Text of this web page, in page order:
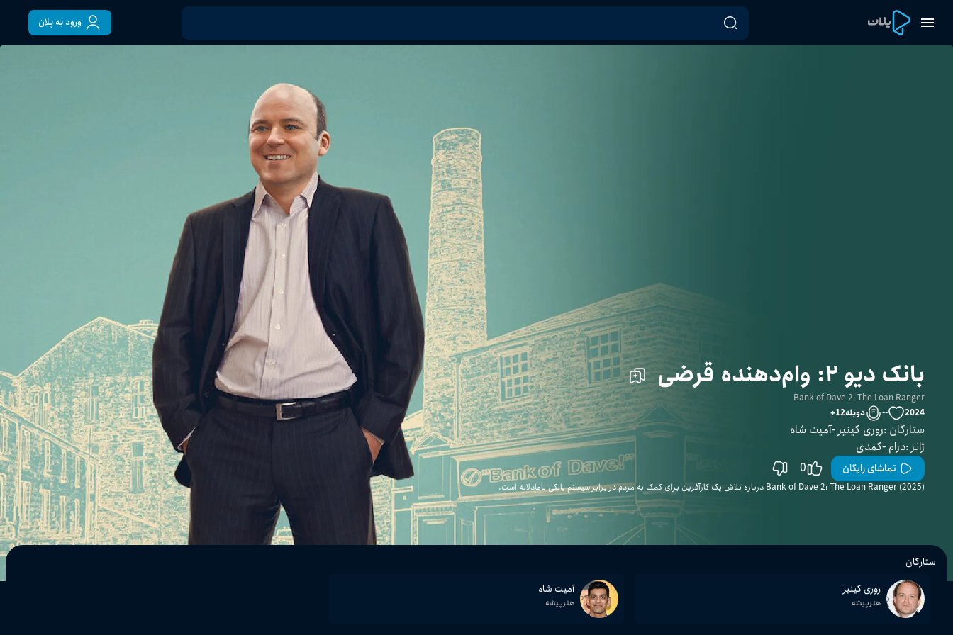
ورود به پلان
بانک دیو ۲: وام‌دهنده قرضی
Bank of Dave 2: The Loan Ranger
2024
-- دوبله12
+
ستارگان :روری کینیر آمیت شاه
ژانر :درام کمدی
تماشای رایگان 0
Bank of Dave 2: The Loan Ranger (2025) درباره تلاش یک کارآفرین برای کمک به مردم در برابر سیستم بانکی ناعادلانه است.
ستارگان
روری کینیر
هنرپیشه
آمیت شاه
هنرپیشه